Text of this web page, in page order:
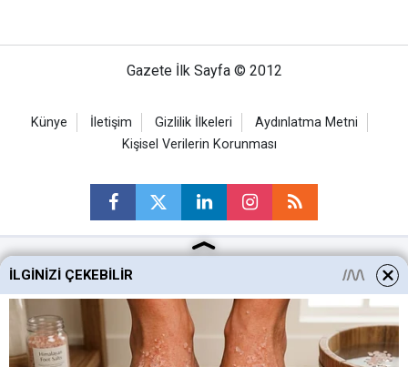
Gazete İlk Sayfa © 2012
Künye İletişim Gizlilik İlkeleri
Aydınlatma Metni
Kişisel Verilerin Korunması
Ankara Haberleri
Keçiören Haberleri
Altındağ Haberleri
İLGINIZI ÇEKEBILIR